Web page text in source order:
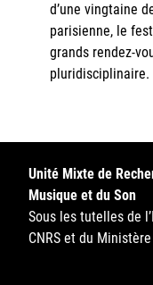
d’une vingtaine
parisienne, le
grands rendez-
pluridisciplinaire.
Unité Mixte de
Musique et du Son
Sous les tutelles de
CNRS et du